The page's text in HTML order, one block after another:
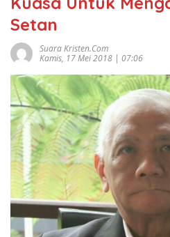
Setan
Suara Kristen.com
Kamis, 17 Mei 2018 | 07:06